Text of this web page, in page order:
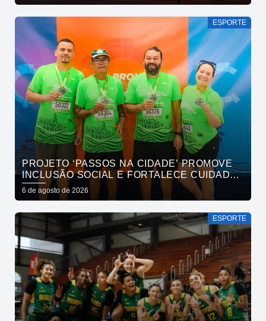
ESPORTE
PROJETO ‘PASSOS NA CIDADE’ PROMOVE
INCLUSÃO SOCIAL E FORTALECE CUIDADO
EM SAÚDE MENTAL POR MEIO DA CORRIDA
6 de agosto de 2026
ESPORTE